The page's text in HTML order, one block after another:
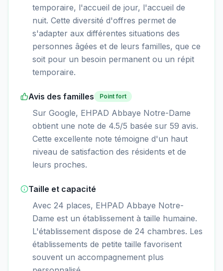
temporaire, l'accueil de jour, l'accueil de
nuit. Cette diversité d'offres permet de
s'adapter aux différentes situations des
personnes âgées et de leurs familles, que ce
soit pour un besoin permanent ou un répit
temporaire.
Avis des familles Point fort
Sur Google, EHPAD Abbaye Notre-Dame
obtient une note de 4.5/5 basée sur 59 avis.
Cette excellente note témoigne d'un haut
niveau de satisfaction des résidents et de
leurs proches.
Taille et capacité
Avec 24 places, EHPAD Abbaye Notre-
Dame est un établissement à taille humaine.
L'établissement dispose de 24 chambres. Les
établissements de petite taille favorisent
souvent un accompagnement plus